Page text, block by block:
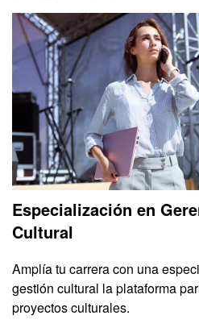
Especialización en
Cultural
Amplía tu carrera con una
gestión cultural la plataforma
proyectos culturales.